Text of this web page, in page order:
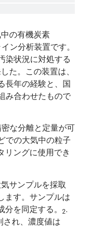
の有機炭素
ン分析装置です。
染状況に対処する
た。この装置は、
長年の経験と、国
み合わせたもので
な分離と定量が可
での大気中の粒子
リングに使用でき
サンプルを採取
ます。サンプルは
を同定する。
2.
され、濃度値は